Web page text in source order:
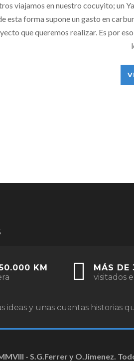
viajamos en nuestro cocuyito; un
esta forma supone un gasto en
que queremos realizar. Es por
KM
MÁS DE
visitados
ideas y unas cuantas historias
- S.G.Ferrer y O.Jimenez.